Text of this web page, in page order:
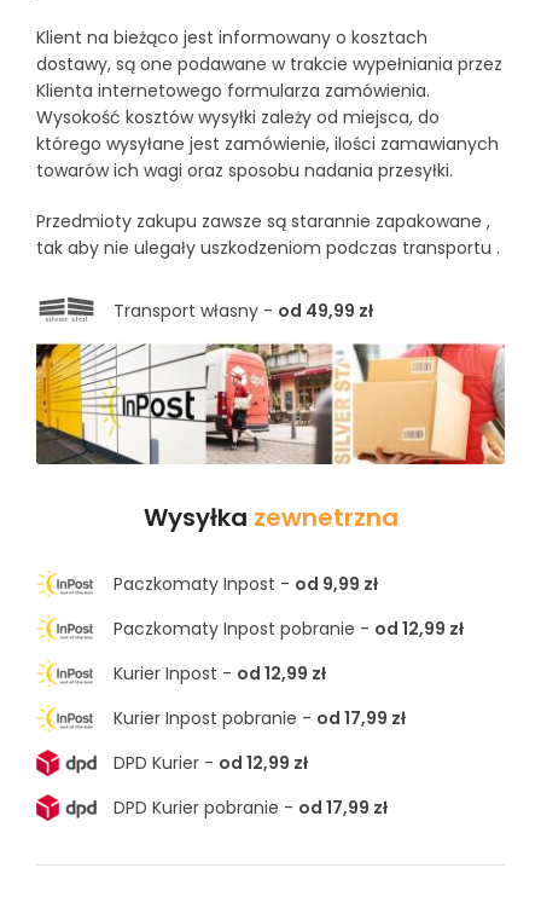
Klient na bieżąco jest informowany o kosztach
dostawy, są one podawane w trakcie wypełniania przez
Klienta internetowego formularza zamówienia.
Wysokość kosztów wysyłki zależy od miejsca, do
którego wysyłane jest zamówienie, ilości zamawianych
towarów ich wagi oraz sposobu nadania przesyłki.
Przedmioty zakupu zawsze są starannie zapakowane ,
tak aby nie ulegały uszkodzeniom podczas transportu .
Transport własny - od 49,99 zł
Wysyłka zewnetrzna
Paczkomaty Inpost - od 9,99 zł
Paczkomaty Inpost pobranie - od 12,99 zł
Kurier Inpost - od 12,99 zł
Kurier Inpost pobranie - od 17,99 zł
DPD Kurier - od 12,99 zł
DPD Kurier pobranie - od 17,99 zł